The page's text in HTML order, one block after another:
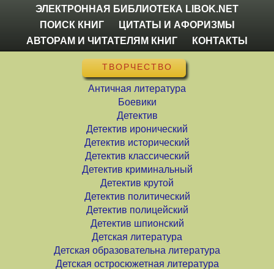
ЭЛЕКТРОННАЯ БИБЛИОТЕКА LIBOK.NET
ПОИСК КНИГ
ЦИТАТЫ И АФОРИЗМЫ
АВТОРАМ И ЧИТАТЕЛЯМ КНИГ
КОНТАКТЫ
ТВОРЧЕСТВО
Античная литература
Боевики
Детектив
Детектив иронический
Детектив исторический
Детектив классический
Детектив криминальный
Детектив крутой
Детектив политический
Детектив полицейский
Детектив шпионский
Детская литература
Детская образовательна литература
Детская остросюжетная литература